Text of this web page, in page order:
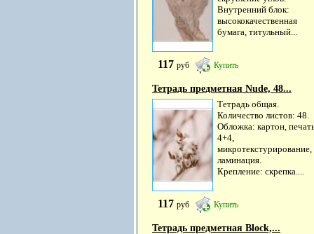
Внутренний блок:
высококачественная
бумага, титульный...
117 руб Купить
Тетрадь предметная Nude, 48...
Тетрадь общая.
Количество листов: 48.
Обложка: картон,
4+4,
микротекстурирование,
ламинация.
Крепление: скрепка....
117 руб Купить
Тетрадь предметная Block,...